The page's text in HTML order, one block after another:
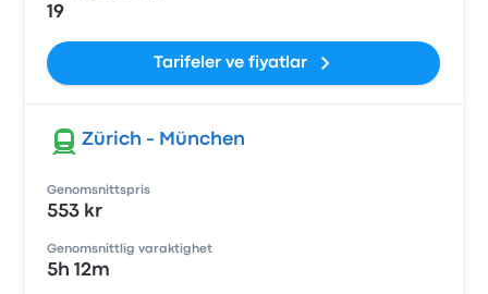
19
Tarifeler ve fiyatlar
Zürich - München
Genomsnittspris
553 kr
Genomsnittlig varaktighet
5h 12m